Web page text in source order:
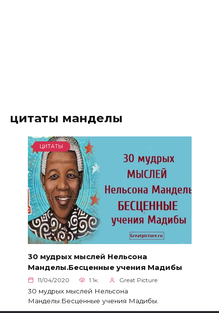
цитаты манделы
ЦИТАТЫ
30 мудрых мыслей Нельсона
Манделы.Бесценные учения Мадибы
11/04/2020 1.1к. Great Picture
30 мудрых мыслей Нельсона
Манделы.Бесценные учения Мадибы.